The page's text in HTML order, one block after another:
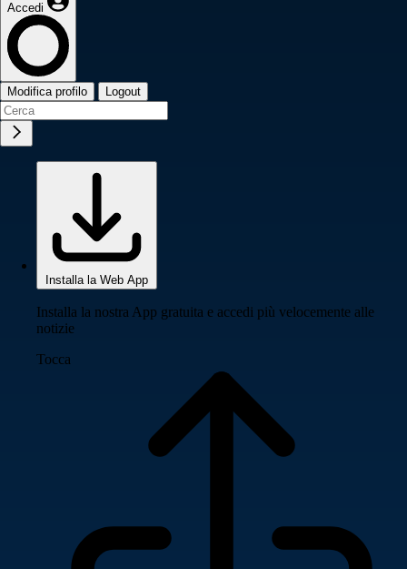
Accedi
Modifica profilo Logout
Installa la Web App
Installa la nostra App gratuita e accedi più velocemente alle
notizie
Tocca